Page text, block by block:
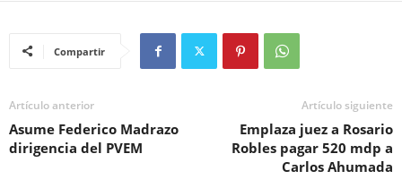
Compartir
Artículo anterior
Asume Federico Madrazo
dirigencia del PVEM
Artículo siguiente
Emplaza juez a Rosario
Robles pagar 520 mdp a
Carlos Ahumada